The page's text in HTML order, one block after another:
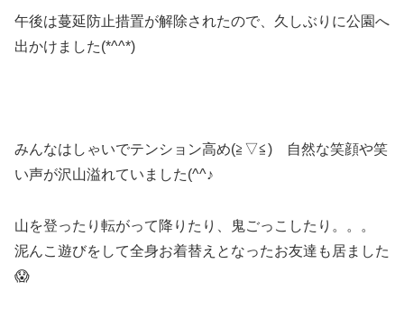
午後は蔓延防止措置が解除されたので、久しぶりに公園へ
出かけました(*^^*)
みんなはしゃいでテンション高め(≧▽≦) 自然な笑顔や笑
い声が沢山溢れていました(^^♪
山を登ったり転がって降りたり、鬼ごっこしたり。。。
泥んこ遊びをして全身お着替えとなったお友達も居ました
😱